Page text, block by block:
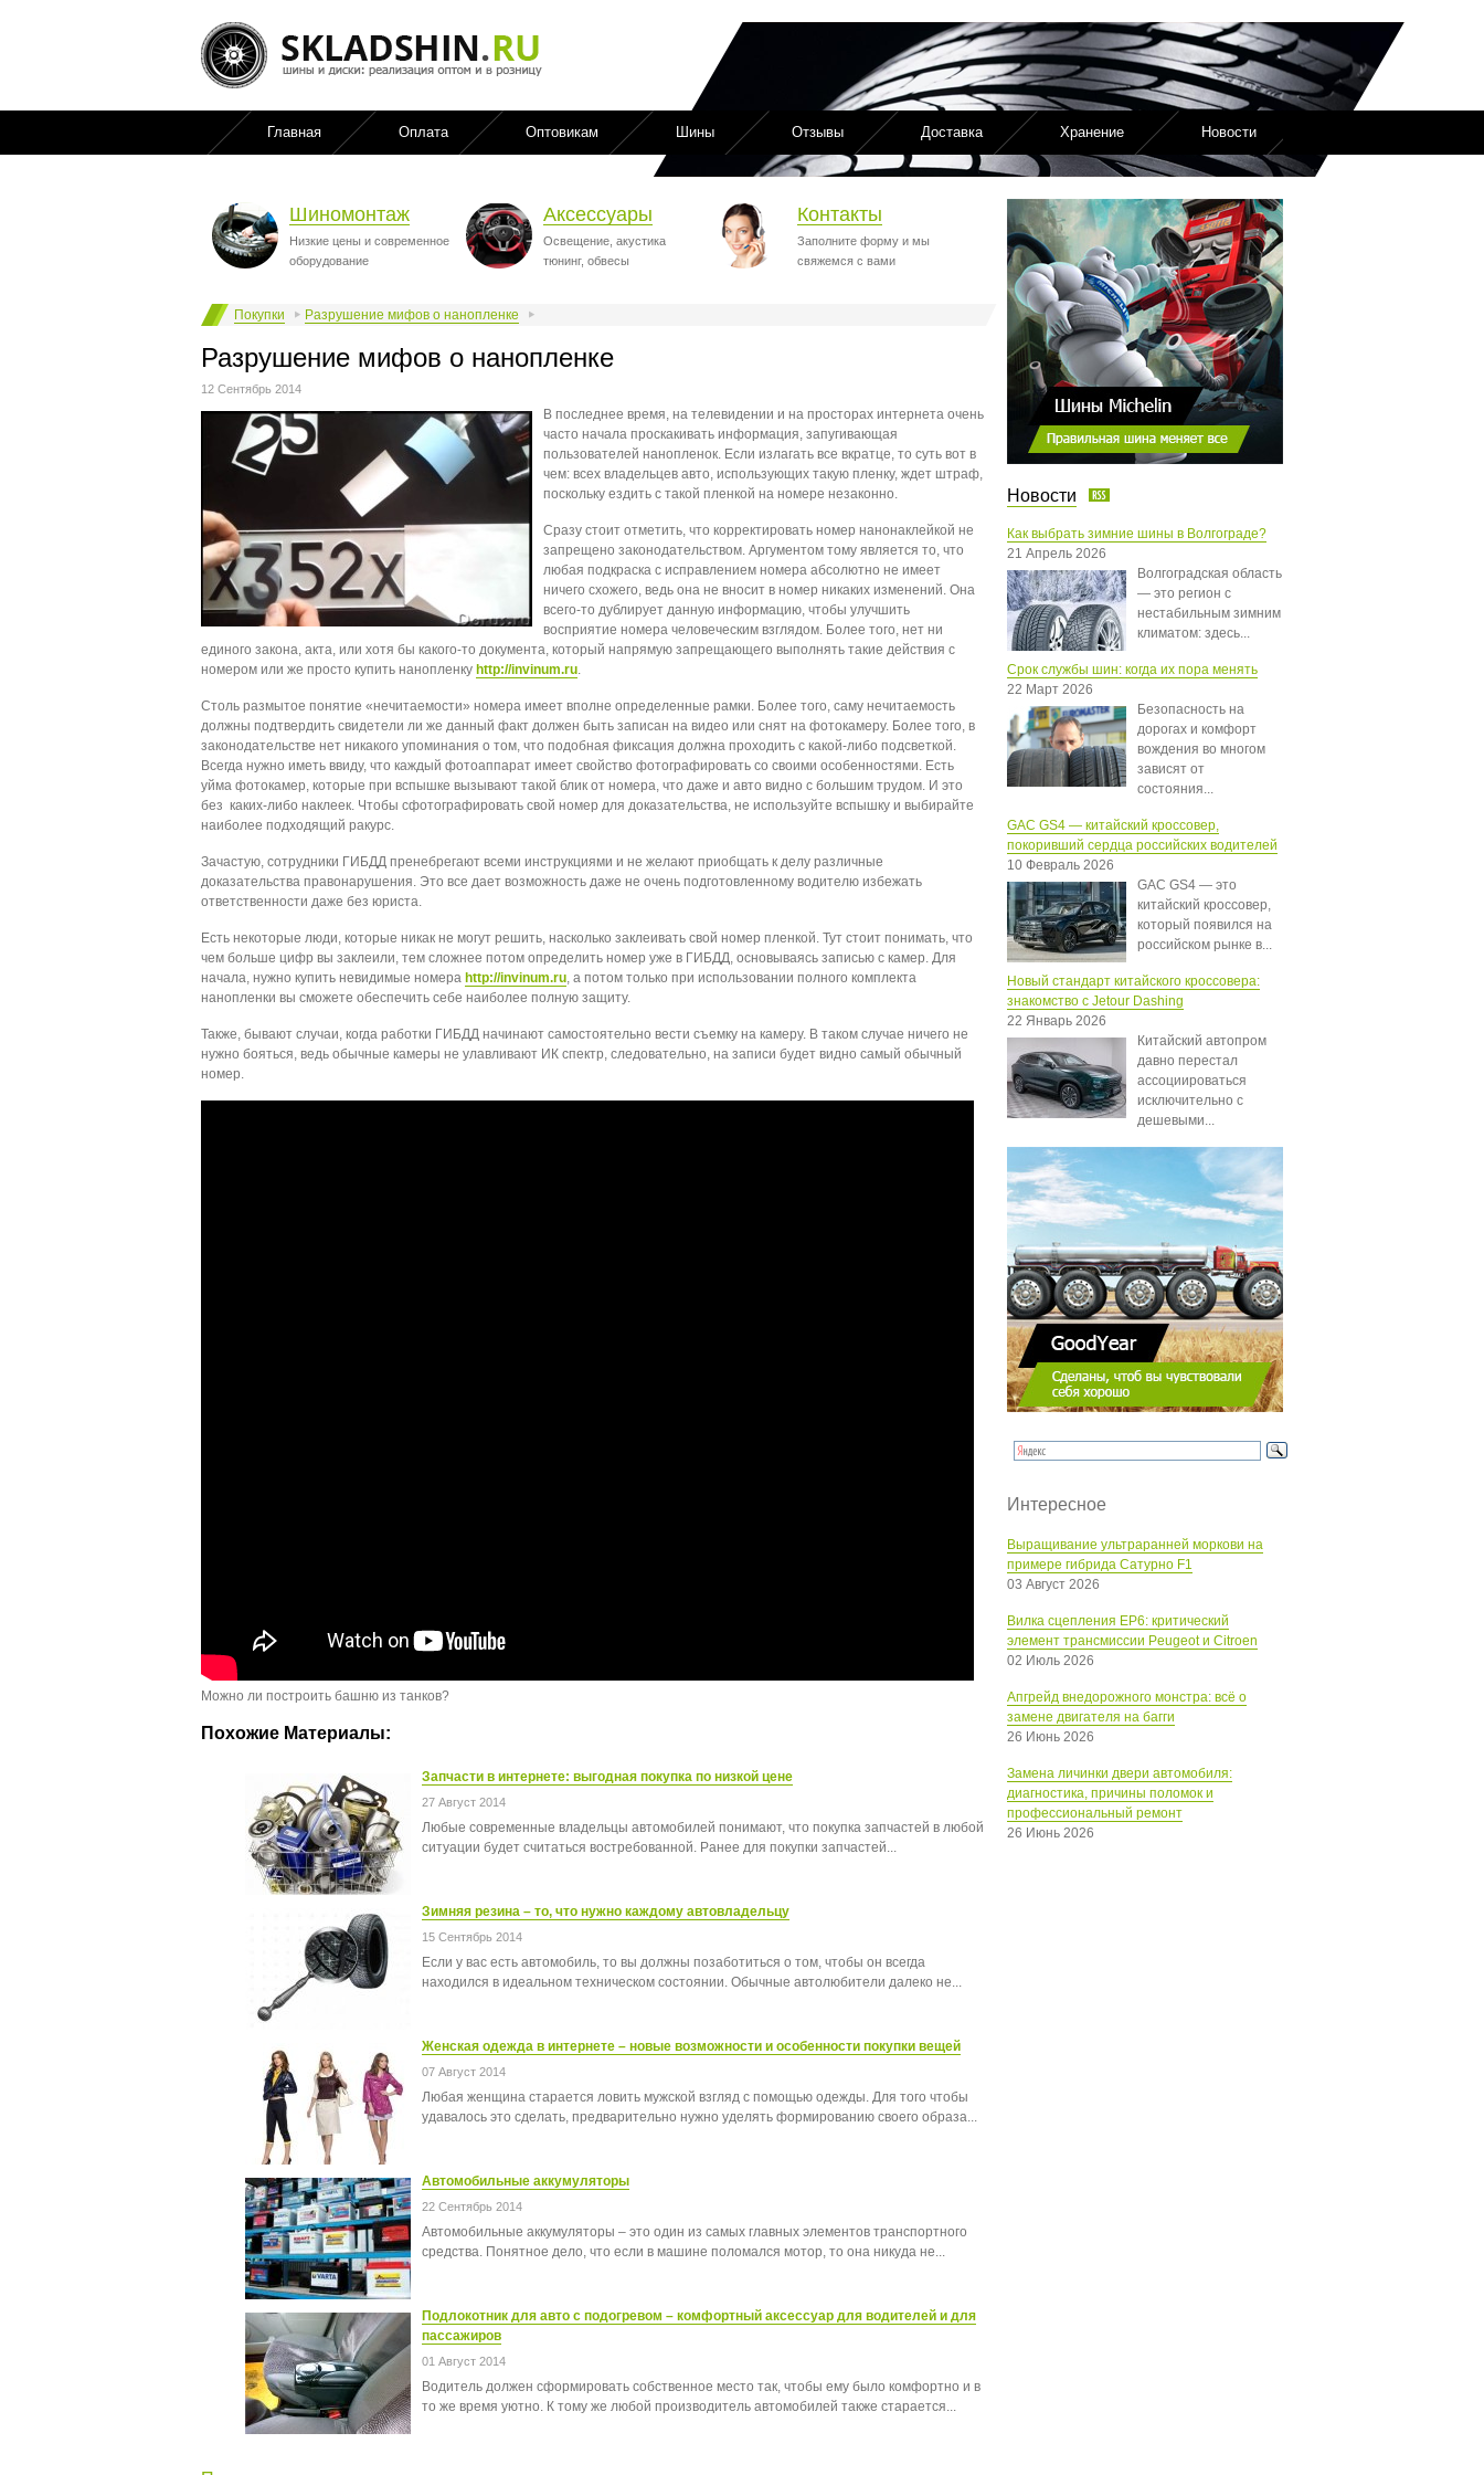
Главная Оплата Оптовикам Шины Отзывы Доставка Хранение Новости
Шиномонтаж
Низкие цены и современное
оборудование
Аксессуары
Освещение, акустика
тюнинг, обвесы
Контакты
Заполните форму и мы
свяжемся с вами
Покупки Разрушение мифов о нанопленке
Разрушение мифов о нанопленке
12 Сентябрь 2014
В последнее время, на телевидении и на просторах интернета очень
часто начала проскакивать информация, запугивающая
пользователей нанопленок. Если излагать все вкратце, то суть вот в
чем: всех владельцев авто, использующих такую пленку, ждет штраф,
поскольку ездить с такой пленкой на номере незаконно.
Сразу стоит отметить, что корректировать номер нанонаклейкой не
запрещено законодательством. Аргументом тому является то, что
любая подкраска с исправлением номера абсолютно не имеет
ничего схожего, ведь она не вносит в номер никаких изменений. Она
всего-то дублирует данную информацию, чтобы улучшить
восприятие номера человеческим взглядом. Более того, нет ни
единого закона, акта, или хотя бы какого-то документа, который напрямую запрещающего выполнять такие действия с
номером или же просто купить нанопленку http://invinum.ru.
Столь размытое понятие «нечитаемости» номера имеет вполне определенные рамки. Более того, саму нечитаемость
должны подтвердить свидетели ли же данный факт должен быть записан на видео или снят на фотокамеру. Более того, в
законодательстве нет никакого упоминания о том, что подобная фиксация должна проходить с какой-либо подсветкой.
Всегда нужно иметь ввиду, что каждый фотоаппарат имеет свойство фотографировать со своими особенностями. Есть
уйма фотокамер, которые при вспышке вызывают такой блик от номера, что даже и авто видно с большим трудом. И это
без каких-либо наклеек. Чтобы сфотографировать свой номер для доказательства, не используйте вспышку и выбирайте
наиболее подходящий ракурс.
Зачастую, сотрудники ГИБДД пренебрегают всеми инструкциями и не желают приобщать к делу различные
доказательства правонарушения. Это все дает возможность даже не очень подготовленному водителю избежать
ответственности даже без юриста.
Есть некоторые люди, которые никак не могут решить, насколько заклеивать свой номер пленкой. Тут стоит понимать, что
чем больше цифр вы заклеили, тем сложнее потом определить номер уже в ГИБДД, основываясь записью с камер. Для
начала, нужно купить невидимые номера http://invinum.ru, а потом только при использовании полного комплекта
нанопленки вы сможете обеспечить себе наиболее полную защиту.
Также, бывают случаи, когда работки ГИБДД начинают самостоятельно вести съемку на камеру. В таком случае ничего не
нужно бояться, ведь обычные камеры не улавливают ИК спектр, следовательно, на записи будет видно самый обычный
номер.
Можно ли построить башню из танков?
Похожие Материалы:
Запчасти в интернете: выгодная покупка по низкой цене
27 Август 2014
Любые современные владельцы автомобилей понимают, что покупка запчастей в любой
ситуации будет считаться востребованной. Ранее для покупки запчастей...
Зимняя резина – то, что нужно каждому автовладельцу
15 Сентябрь 2014
Если у вас есть автомобиль, то вы должны позаботиться о том, чтобы он всегда
находился в идеальном техническом состоянии. Обычные автолюбители далеко не...
Женская одежда в интернете – новые возможности и особенности покупки вещей
07 Август 2014
Любая женщина старается ловить мужской взгляд с помощью одежды. Для того чтобы
удавалось это сделать, предварительно нужно уделять формированию своего образа...
Автомобильные аккумуляторы
22 Сентябрь 2014
Автомобильные аккумуляторы – это один из самых главных элементов транспортного
средства. Понятное дело, что если в машине поломался мотор, то она никуда не...
Подлокотник для авто с подогревом – комфортный аксессуар для водителей и для
пассажиров
01 Август 2014
Водитель должен сформировать собственное место так, чтобы ему было комфортно и в
то же время уютно. К тому же любой производитель автомобилей также старается...
Новости
Как выбрать зимние шины в Волгограде?
21 Апрель 2026
Волгоградская область
— это регион с
нестабильным зимним
климатом: здесь...
Срок службы шин: когда их пора менять
22 Март 2026
Безопасность на
дорогах и комфорт
вождения во многом
зависят от
состояния...
GAC GS4 — китайский кроссовер,
покоривший сердца российских водителей
10 Февраль 2026
GAC GS4 — это
китайский кроссовер,
который появился на
российском рынке в...
Новый стандарт китайского кроссовера:
знакомство с Jetour Dashing
22 Январь 2026
Китайский автопром
давно перестал
ассоциироваться
исключительно с
дешевыми...
Интересное
Выращивание ультраранней моркови на
примере гибрида Сатурно F1
03 Август 2026
Вилка сцепления EP6: критический
элемент трансмиссии Peugeot и Citroen
02 Июль 2026
Апгрейд внедорожного монстра: всё о
замене двигателя на багги
26 Июнь 2026
Замена личинки двери автомобиля:
диагностика, причины поломок и
профессиональный ремонт
26 Июнь 2026